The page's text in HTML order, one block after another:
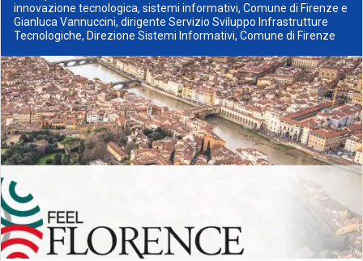
innovazione tecnologica, sistemi informativi, Comune di Firenze e
Gianluca Vannuccini, dirigente Servizio Sviluppo Infrastrutture
Tecnologiche, Direzione Sistemi Informativi, Comune di Firenze